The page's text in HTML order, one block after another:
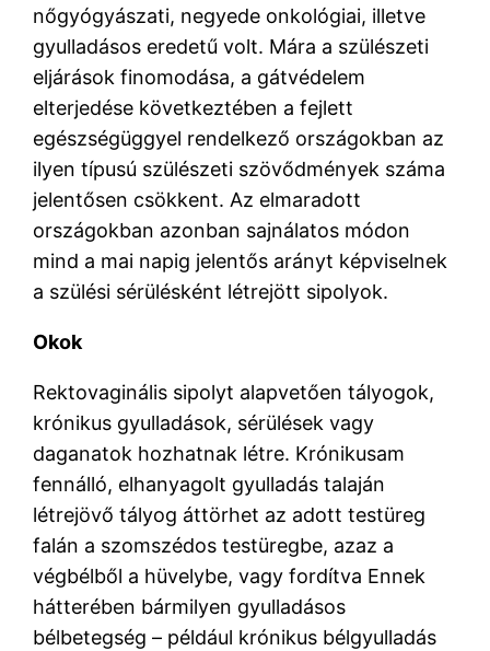
nőgyógyászati, negyede onkológiai, illetve
gyulladásos eredetű volt. Mára a szülészeti
eljárások finomodása, a gátvédelem
elterjedése következtében a fejlett
egészségüggyel rendelkező országokban az
ilyen típusú szülészeti szövődmények száma
jelentősen csökkent. Az elmaradott
országokban azonban sajnálatos módon
mind a mai napig jelentős arányt képviselnek
a szülési sérülésként létrejött sipolyok.
Okok
Rektovaginális sipolyt alapvetően tályogok,
krónikus gyulladások, sérülések vagy
daganatok hozhatnak létre. Krónikusam
fennálló, elhanyagolt gyulladás talaján
létrejövő tályog áttörhet az adott testüreg
falán a szomszédos testüregbe, azaz a
végbélből a hüvelybe, vagy fordítva Ennek
hátterében bármilyen gyulladásos
bélbetegség – például krónikus bélgyulladás